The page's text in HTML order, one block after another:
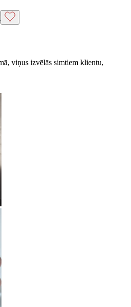
viņus izvēlās simtiem klientu,